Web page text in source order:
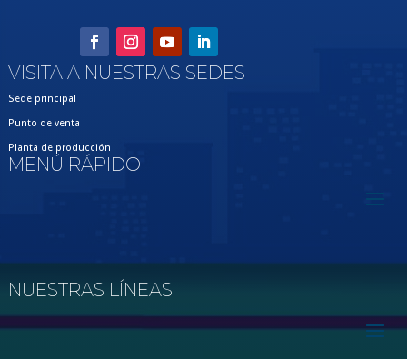
VISITA A NUESTRAS SEDES
Sede principal
Punto de venta
Planta de producción
MENÚ RÁPIDO
NUESTRAS LÍNEAS